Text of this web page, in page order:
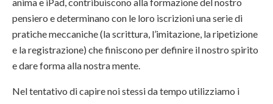
pensiero e determinano con le loro iscrizioni una serie di
pratiche meccaniche (la scrittura, l’imitazione, la ripetizione
e la registrazione) che finiscono per definire il nostro spirito
e dare forma alla nostra mente.
Nel tentativo di capire noi stessi da tempo utilizziamo i